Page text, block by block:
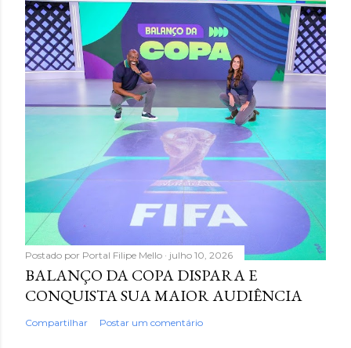
Postado por Portal Filipe Mello julho 10, 2026
BALANÇO DA COPA DISPARA E
CONQUISTA SUA MAIOR AUDIÊNCIA
Compartilhar Postar um comentário